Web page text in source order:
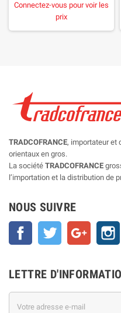
Connectez-vous pour voir les
prix
TRADCOFRANCE, importateur et
orientaux en gros.
La société TRADCOFRANCE
l’importation et la distribution de
NOUS SUIVRE
Facebook Twitter Google+
LETTRE